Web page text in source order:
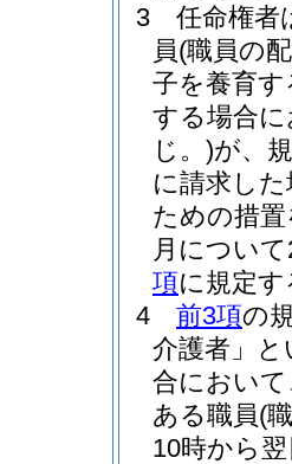
3
任命権者
員(職員の
子を養育
する場合
じ。)が、
に請求し
ための措
月につい
項に規定
4
前3項の
介護者」と
合において
ある職員(
10時から